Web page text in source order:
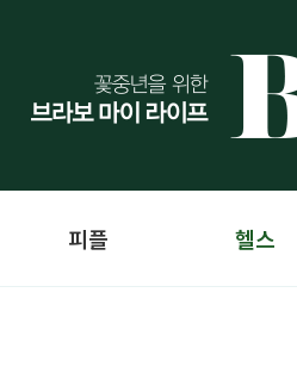
피플 헬스